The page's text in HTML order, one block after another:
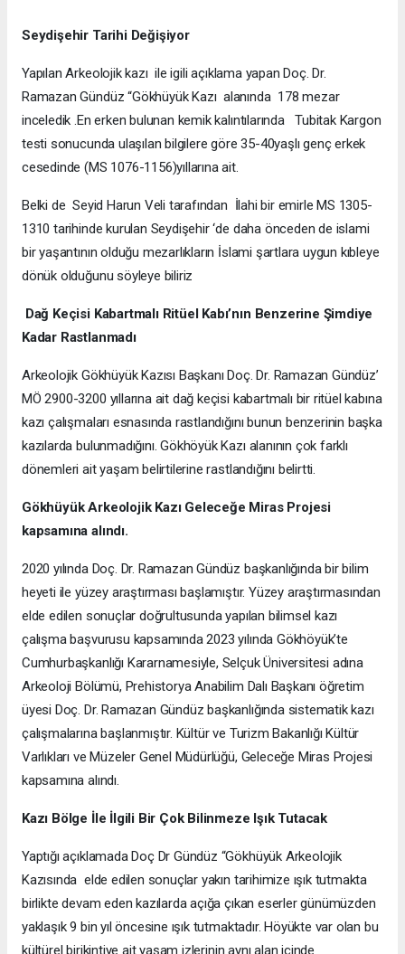
Seydişehir Tarihi Değişiyor
Yapılan Arkeolojik kazı ile igili açıklama yapan Doç. Dr.
Ramazan Gündüz “Gökhüyük Kazı alanında 178 mezar
inceledik .En erken bulunan kemik kalıntılarında Tubitak Kargon
testi sonucunda ulaşılan bilgilere göre 35-40yaşlı genç erkek
cesedinde (MS 1076-1156)yıllarına ait.
Belki de Seyid Harun Veli tarafından İlahi bir emirle MS 1305-
1310 tarihinde kurulan Seydişehir ‘de daha önceden de islami
bir yaşantının olduğu mezarlıkların İslami şartlara uygun kıbleye
dönük olduğunu söyleye biliriz
Dağ Keçisi Kabartmalı Ritüel Kabı’nın Benzerine Şimdiye
Kadar Rastlanmadı
Arkeolojik Gökhüyük Kazısı Başkanı Doç. Dr. Ramazan Gündüz’
MÖ 2900-3200 yıllarına ait dağ keçisi kabartmalı bir ritüel kabına
kazı çalışmaları esnasında rastlandığını bunun benzerinin başka
kazılarda bulunmadığını. Gökhöyük Kazı alanının çok farklı
dönemleri ait yaşam belirtilerine rastlandığını belirtti.
Gökhüyük Arkeolojik Kazı Geleceğe Miras Projesi
kapsamına alındı.
2020 yılında Doç. Dr. Ramazan Gündüz başkanlığında bir bilim
heyeti ile yüzey araştırması başlamıştır. Yüzey araştırmasından
elde edilen sonuçlar doğrultusunda yapılan bilimsel kazı
çalışma başvurusu kapsamında 2023 yılında Gökhöyük’te
Cumhurbaşkanlığı Kararnamesiyle, Selçuk Üniversitesi adına
Arkeoloji Bölümü, Prehistorya Anabilim Dalı Başkanı öğretim
üyesi Doç. Dr. Ramazan Gündüz başkanlığında sistematik kazı
çalışmalarına başlanmıştır. Kültür ve Turizm Bakanlığı Kültür
Varlıkları ve Müzeler Genel Müdürlüğü, Geleceğe Miras Projesi
kapsamına alındı.
Kazı Bölge İle İlgili Bir Çok Bilinmeze Işık Tutacak
Yaptığı açıklamada Doç Dr Gündüz “Gökhüyük Arkeolojik
Kazısında elde edilen sonuçlar yakın tarihimize ışık tutmakta
birlikte devam eden kazılarda açığa çıkan eserler günümüzden
yaklaşık 9 bin yıl öncesine ışık tutmaktadır. Höyükte var olan bu
kültürel birikintiye ait yaşam izlerinin aynı alan içinde